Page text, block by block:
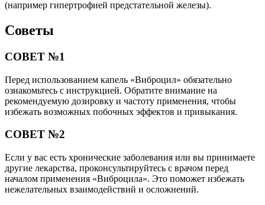
(например гипертрофией предстательной железы).
Советы
СОВЕТ №1
Перед использованием капель «Виброцил» обязательно
ознакомьтесь с инструкцией. Обратите внимание на
рекомендуемую дозировку и частоту применения, чтобы
избежать возможных побочных эффектов и привыкания.
СОВЕТ №2
Если у вас есть хронические заболевания или вы принимаете
другие лекарства, проконсультируйтесь с врачом перед
началом применения «Виброцила». Это поможет избежать
нежелательных взаимодействий и осложнений.